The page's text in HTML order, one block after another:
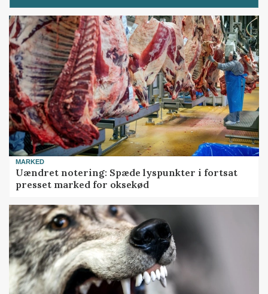
MARKED
Uændret notering: Spæde lyspunkter i fortsat
presset marked for oksekød